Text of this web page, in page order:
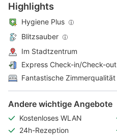
Highlights
Hygiene Plus
Blitzsauber
Im Stadtzentrum
Express Check-in/Check-out
Fantastische Zimmerqualität
Andere wichtige Angebote
Kostenloses WLAN
24h-Rezeption